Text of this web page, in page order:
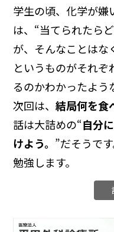
学生の頃、化学が嫌
は、“当てられたら
が、そんなことはな
というものがそれ
るのかわかったよう
次回は、結局何を食
話は大詰めの“自分
けよう。 ”だそうです
勉強します。